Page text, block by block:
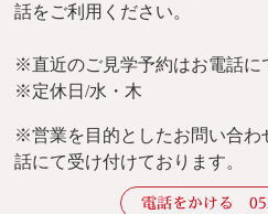
話をご利用ください。
※直近のご見学予約はお電話に
※定休日/水・木
※営業を目的としたお問い合わ
話にて受け付けております。
電話をかける